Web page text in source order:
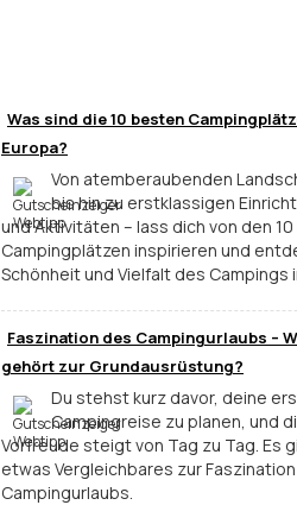
Was sind die 10 besten
Europa?
Von atemberaubenden
bis hin zu erstklassigen
und Aktivitäten – lass dich von den
Campingplätzen inspirieren und
Schönheit und Vielfalt des Campings
Faszination des Campingurlaubs –
gehört zur Grundausrüstung?
Du stehst kurz davor, deine
Campingreise zu planen, und
Vorfreude steigt von Tag zu Tag. Es
etwas Vergleichbares zur
Campingurlaubs.